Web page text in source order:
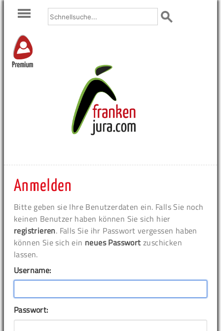
Premium
Anmelden
Bitte geben sie Ihre Benutzerdaten ein. Falls Sie noch
keinen Benutzer haben können Sie sich hier
registrieren. Falls Sie ihr Passwort vergessen haben
können Sie sich ein neues Passwort zuschicken
lassen.
Username:
Passwort: